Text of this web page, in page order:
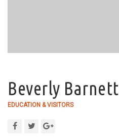
Beverly Barnett
EDUCATION & VISITORS